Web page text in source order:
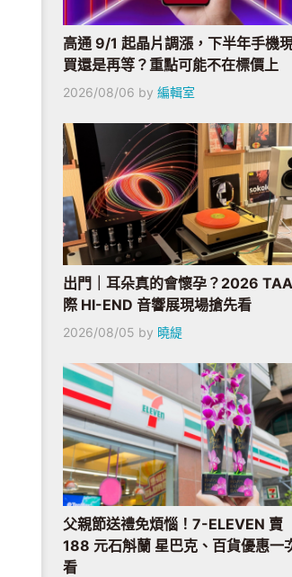
高通 9/1 起晶片調漲，下半年手機
買還是再等？重點可能不在標價上
2026/08/06 by 編輯室
出門｜耳朵真的會懷孕？2026
際 HI-END 音響展現場搶先看
2026/08/05 by 曉緹
父親節送禮免煩惱！7-ELEVEN 賣
188 元石斛蘭 星巴克、百貨優惠一
看